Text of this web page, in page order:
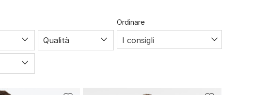
Qualità
Ordinare
I consigli